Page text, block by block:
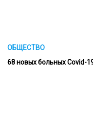
ОБЩЕСТВО
68 новых больных Covid-